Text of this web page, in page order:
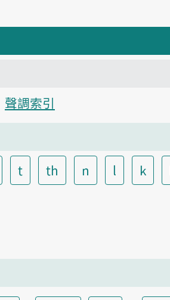
聲調索引
t th n l k